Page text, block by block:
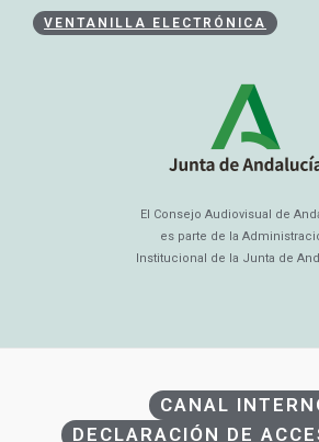
VENTANILLA ELECTRÓNICA
El Consejo Audiovisual de
es parte de la
Institucional de la Junta de
CANAL
DECLARACIÓN DE